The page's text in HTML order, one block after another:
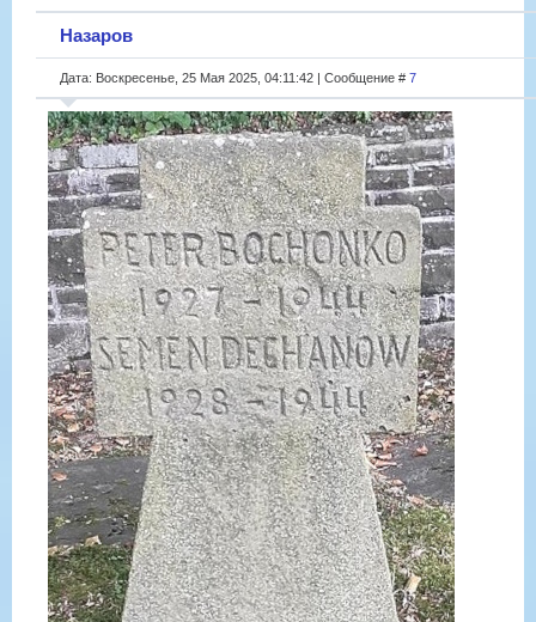
Назаров
Дата: Воскресенье, 25 Мая 2025, 04:11:42 | Сообщение # 7